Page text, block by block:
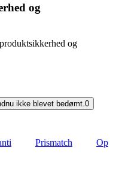
og
og
ikke blevet bedømt.0
Prismatch
Op